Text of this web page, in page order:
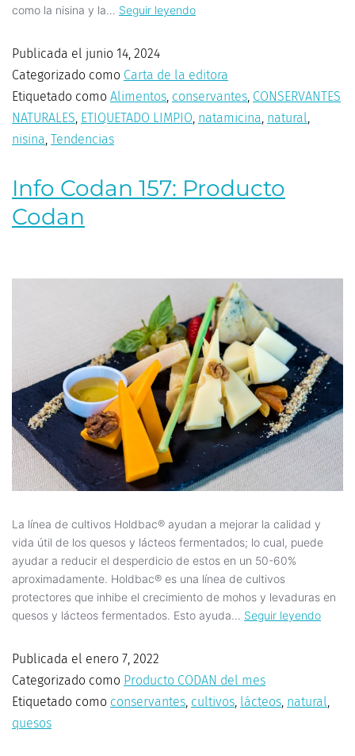
como la nisina y la… Seguir leyendo
Publicada el junio 14, 2024
Categorizado como Carta de la editora
Etiquetado como Alimentos conservantes CONSERVANTES
NATURALES ETIQUETADO LIMPIO natamicina natural
nisina Tendencias
Info Codan 157: Producto
Codan
La línea de cultivos Holdbac® ayudan a mejorar la calidad y
vida útil de los quesos y lácteos fermentados; lo cual, puede
ayudar a reducir el desperdicio de estos en un 50-60%
aproximadamente. Holdbac® es una línea de cultivos
protectores que inhibe el crecimiento de mohos y levaduras en
quesos y lácteos fermentados. Esto ayuda… Seguir leyendo
Publicada el enero 7, 2022
Categorizado como Producto CODAN del mes
Etiquetado como conservantes, cultivos, lácteos, natural,
quesos